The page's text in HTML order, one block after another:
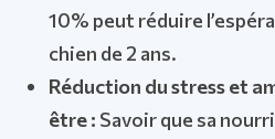
10% peut réduire
chien de 2 ans.
Réduction du stress et
être : Savoir que sa